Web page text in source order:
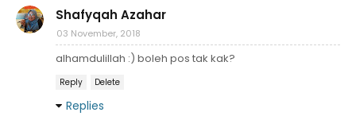
Shafyqah Azahar
03 November, 2018
alhamdulillah :) boleh pos tak kak?
Reply Delete
Replies